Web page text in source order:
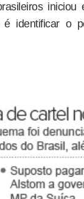
identificar o